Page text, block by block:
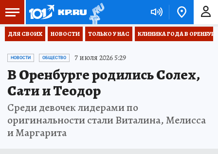
ДЛЯ СВОИХ НОВОСТИ ТОЛЬКО У НАС КЛИНИКА ГОДА В
НОВОСТИ ОБЩЕСТВО 7 июля 2026 5:29
В Оренбурге родились Солех,
Сати и Теодор
Среди девочек лидерами по
оригинальности стали Виталина, Мелисса
и Маргарита